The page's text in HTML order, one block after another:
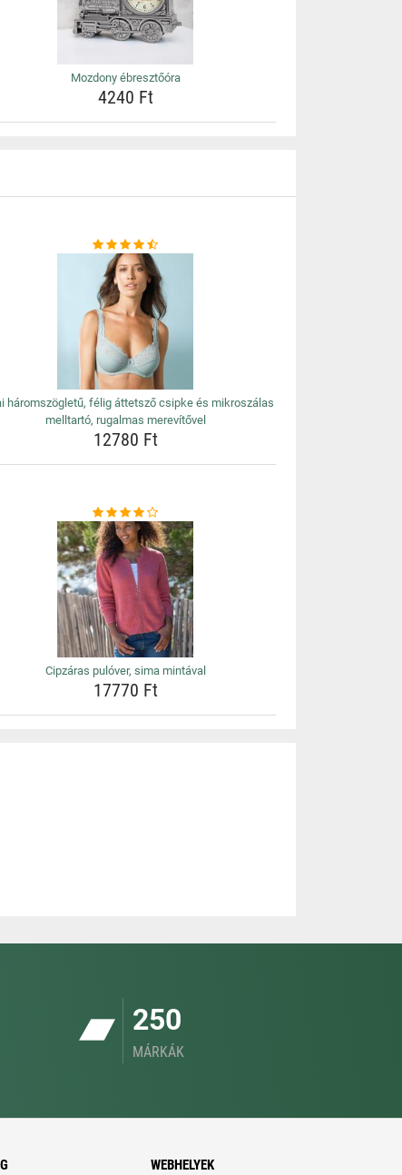
Mozdony ébresztőóra
4240 Ft
háromszögletű, félig áttetsző csipke és mikroszálas
melltartó, rugalmas merevítővel
12780 Ft
Cipzáras pulóver, sima mintával
17770 Ft
250
MÁRKÁK
WEBHELYEK